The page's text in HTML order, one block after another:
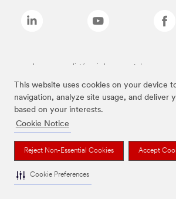
This website uses cookies on your device
navigation, analyze site usage, and deliver
based on your interests.
Cookie Notice
Reject Non-Essential Cookies Accept
Cookie Preferences
Les marques listées ci-dessus sont des